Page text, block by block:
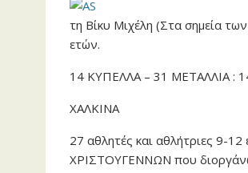
τη Βίκυ Μιχέλη (Στα σημεία
ετών.
14 ΚΥΠΕΛΛΑ – 31 ΜΕΤΑΛΛΙΑ :
ΧΑΛΚΙΝΑ
27 αθλητές και αθλήτριες
ΧΡΙΣΤΟΥΓΕΝΝΩΝ που